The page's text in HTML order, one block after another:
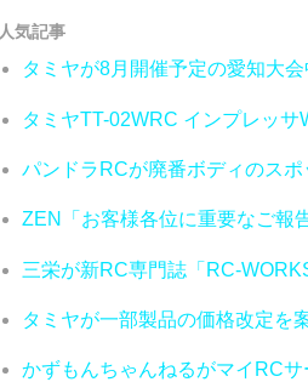
人気記事
タミヤが8月開催予定の愛知大
タミヤTT-02WRC インプレッ
パンドラRCが廃番ボディのス
ZEN「お客様各位に重要なご報
三栄が新RC専門誌「RC-
タミヤが一部製品の価格改定を
かずもんちゃんねるがマイRC